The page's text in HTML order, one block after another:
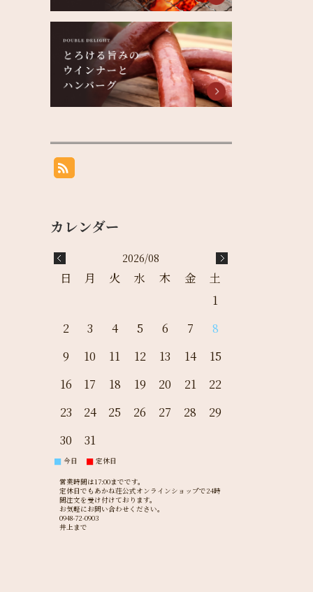
2026/08
日 月 火 水 木 金
土
1
2
3 4 5 6 7
8
9
10 11 12 13 14
15
16
17 18 19 20 21
22
23
24 25 26 27 28
29
30
31
■ 今日 ■ 定休日
営業時間は17:00までです。
定休日でもあかね荘公式オンラインショップで24時
間注文を受け付けております。
お気軽にお問い合わせください。
0948-72-0903
井上まで